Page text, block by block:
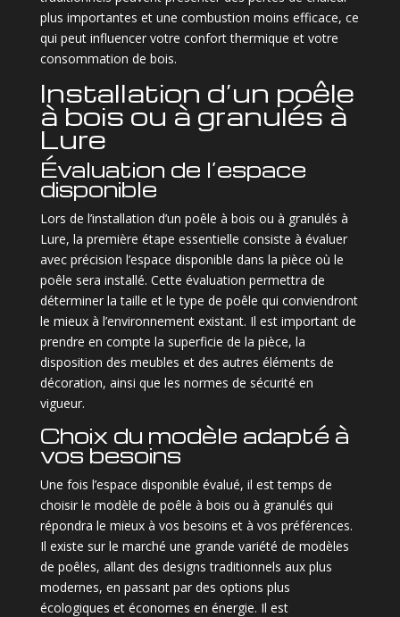
plus importantes et une combustion moins efficace, ce
qui peut influencer votre confort thermique et votre
consommation de bois.
Installation d’un poêle
à bois ou à granulés à
Lure
Évaluation de l’espace
disponible
Lors de l’installation d’un poêle à bois ou à granulés à
Lure, la première étape essentielle consiste à évaluer
avec précision l’espace disponible dans la pièce où le
poêle sera installé. Cette évaluation permettra de
déterminer la taille et le type de poêle qui conviendront
le mieux à l’environnement existant. Il est important de
prendre en compte la superficie de la pièce, la
disposition des meubles et des autres éléments de
décoration, ainsi que les normes de sécurité en
vigueur.
Choix du modèle adapté à
vos besoins
Une fois l’espace disponible évalué, il est temps de
choisir le modèle de poêle à bois ou à granulés qui
répondra le mieux à vos besoins et à vos préférences.
Il existe sur le marché une grande variété de modèles
de poêles, allant des designs traditionnels aux plus
modernes, en passant par des options plus
écologiques et économes en énergie. Il est